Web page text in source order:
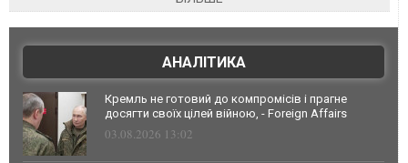
АНАЛІТИКА
Кремль не готовий до компромісів і прагне
досягти своїх цілей війною, - Foreign Affairs
03.08.2026 13:02